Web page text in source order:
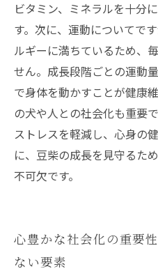
ビタミン、ミネラルを十分
す。次に、運動についてで
ルギーに満ちているため、
せん。成長段階ごとの運動
で身体を動かすことが健康
の犬や人との社会化も重要
ストレスを軽減し、心身の
に、豆柴の成長を見守るた
不可欠です。
心豊かな社会化の重要
ない要素